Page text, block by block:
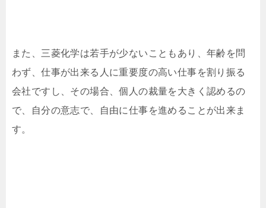
また、三菱化学は若手が少ないこともあり、年齢を問
わず、仕事が出来る人に重要度の高い仕事を割り振る
会社ですし、その場合、個人の裁量を大きく認めるの
で、自分の意志で、自由に仕事を進めることが出来ま
す。